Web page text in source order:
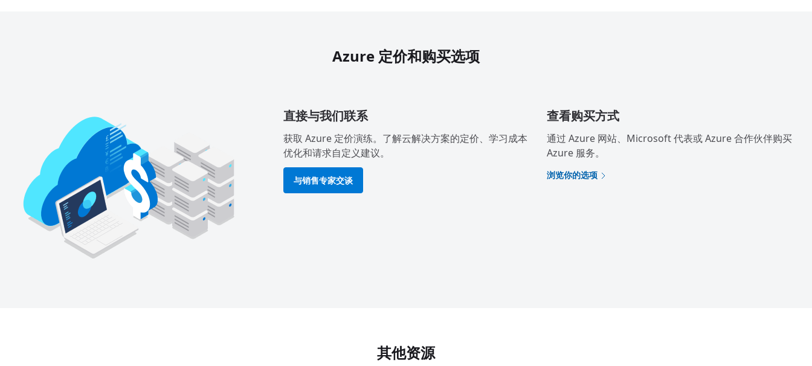
Azure 定价和购买选项
直接与我们联系
获取 Azure 定价演练。了解云解决方案的定价、学习成本
优化和请求自定义建议。
与销售专家交谈
查看购买方式
通过 Azure 网站、Microsoft 代表或 Azure 合作伙伴购买
Azure 服务。
浏览你的选项
其他资源